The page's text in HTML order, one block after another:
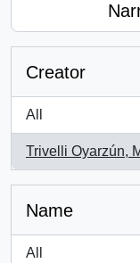
Creator
All
Trivelli Oyarzún,
, 1 results
Name
All